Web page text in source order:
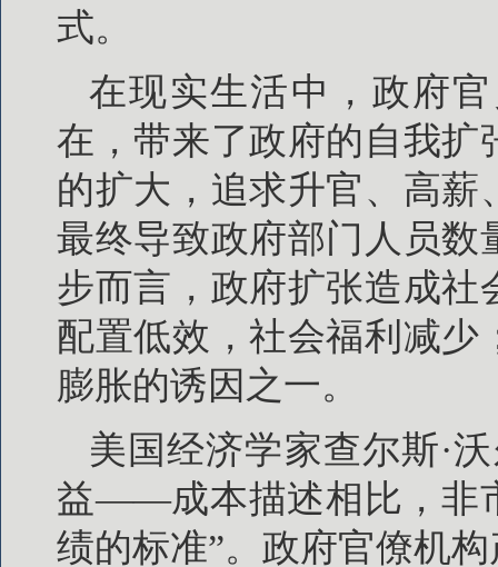
式。
在现实生活中，政府
在，带来了政府的自我扩
的扩大，追求升官、高
最终导致政府部门人员数
步而言，政府扩张造成
配置低效，社会福利减
膨胀的诱因之一。
美国经济学家查尔斯·
益——成本描述相比，非
绩的标准”。政府官僚机